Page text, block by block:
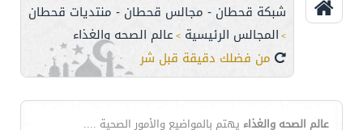
شبكة قحطان - مجالس قحطان - منتديات قحطان
> المجالس الرئيسية > عالم الصحه والغذاء
من فضلك دقيقة قبل شرب المياه الغازية !!!!
عالم الصحه والغذاء يهتم بالمواضيع والأمور الصحية ....